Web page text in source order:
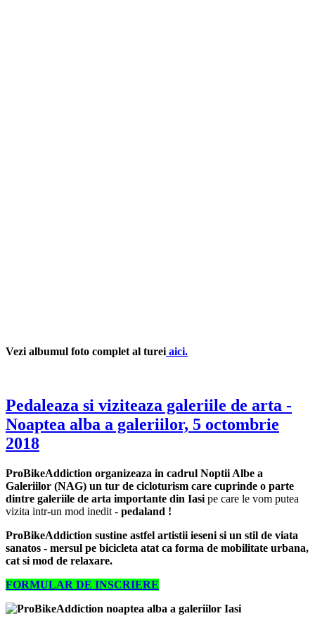
Vezi albumul foto complet al turei aici.
Pedaleaza si viziteaza galeriile de arta -
Noaptea alba a galeriilor, 5 octombrie
2018
ProBikeAddiction organizeaza in cadrul Noptii Albe a
Galeriilor (NAG) un tur de cicloturism care cuprinde o parte
dintre galeriile de arta importante din Iasi pe care le vom putea
vizita intr-un mod inedit - pedaland !
ProBikeAddiction sustine astfel artistii ieseni si un stil de viata
sanatos - mersul pe bicicleta atat ca forma de mobilitate urbana,
cat si mod de relaxare.
FORMULAR DE INSCRIERE